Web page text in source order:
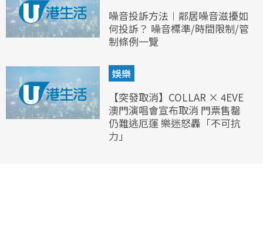
噪音投訴方法︱鄰居噪音滋擾如
何投訴？ 噪音標準/時間限制/管
制條例一覽
娛樂
【突發取消】COLLAR × 4EVE
澳門演唱會宣布取消 門票售罄
仍難逃厄運 樂迷怒轟「不可抗
力」